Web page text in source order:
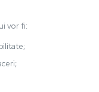
vor fi: